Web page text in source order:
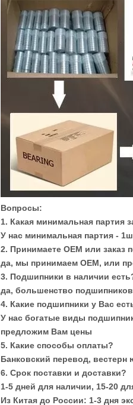
Вопросы:
1. Какая минимальная партия
У нас минимальная партия -
2. Принимаете OEM или заказ
да, мы принимаем OEM, или
3. Подшипники в наличии
да, большенство
4. Какие подшипники у Вас
У нас богатые виды
предложим Вам цены
5. Какие способы оплаты?
Банковский перевод,
6. Срок поставки и доставки?
1-5 дней для наличии, 15-20
Из Китая до России: 1-3 дня